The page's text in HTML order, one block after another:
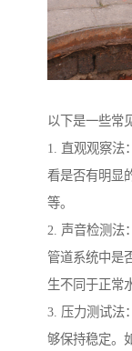
以下是一些常
1. 直观观察法
看是否有明显
等。
2. 声音检测法
管道系统中是
生不同于正常
3. 压力测试法
够保持稳定。